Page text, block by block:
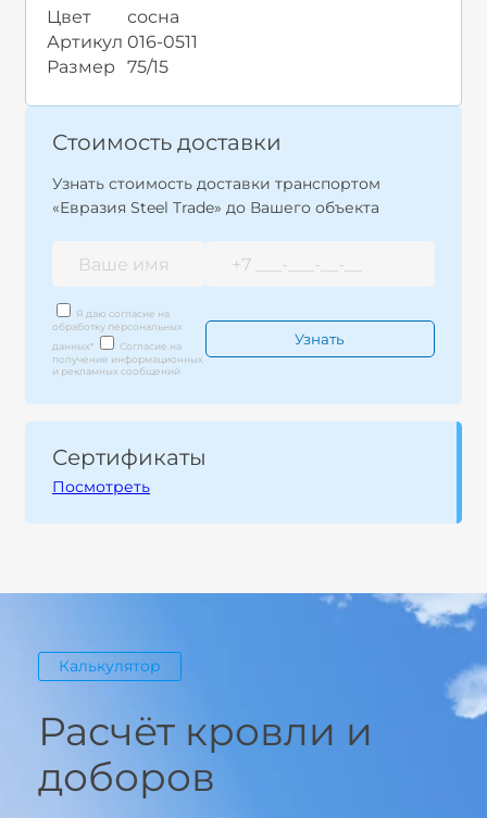
Цвет
сосна
Артикул 016-0511
Размер
75/15
Стоимость доставки
Узнать стоимость доставки транспортом
«Евразия Steel Trade» до Вашего объекта
Я даю согласие на
обработку персональных
данных*
Согласие на
получение информационных
и рекламных сообщений
Сертификаты
Посмотреть
Калькулятор
Расчёт кровли и
доборов